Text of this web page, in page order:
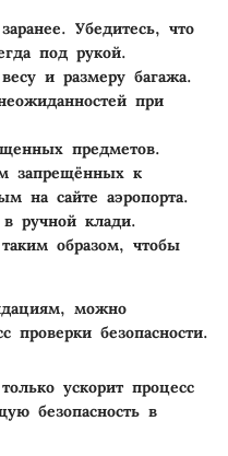
Убедитесь, что
под рукой.
и размеру багажа.
при
предметов.
запрещённых к
на сайте аэропорта.
ручной клади.
образом, чтобы
можно
проверки безопасности.
ускорит процесс
безопасность в